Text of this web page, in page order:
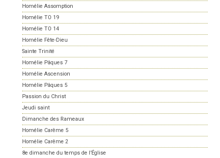
Homélie Assomption
Homélie TO 19
Homélie TO 14
Homélie Fête-Dieu
Sainte Trinité
Homélie Pâques 7
Homélie Ascension
Homélie Pâques 5
Passion du Christ
Jeudi saint
Dimanche des Rameaux
Homélie Carême 5
Homélie Carême 2
8e dimanche du temps de l’Église